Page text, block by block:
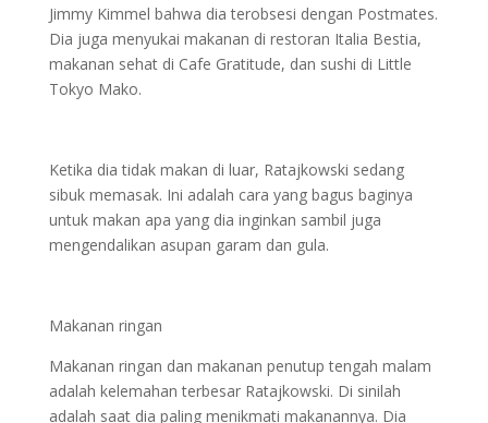
Jimmy Kimmel bahwa dia terobsesi dengan Postmates.
Dia juga menyukai makanan di restoran Italia Bestia,
makanan sehat di Cafe Gratitude, dan sushi di Little
Tokyo Mako.
Ketika dia tidak makan di luar, Ratajkowski sedang
sibuk memasak. Ini adalah cara yang bagus baginya
untuk makan apa yang dia inginkan sambil juga
mengendalikan asupan garam dan gula.
Makanan ringan
Makanan ringan dan makanan penutup tengah malam
adalah kelemahan terbesar Ratajkowski. Di sinilah
adalah saat dia paling menikmati makanannya. Dia